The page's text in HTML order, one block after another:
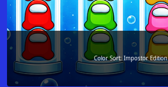
Color Sort: Impostor Edition